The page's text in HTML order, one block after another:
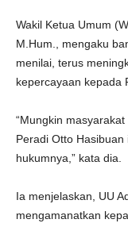
Wakil Ketua Umum
M.Hum., mengaku
menilai, terus
kepercayaan kepada
“Mungkin
Peradi Otto
hukumnya,” kata dia.
Ia menjelaskan, UU
mengamanatkan